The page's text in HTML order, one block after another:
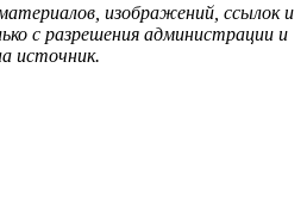
изображений, ссылок и
с разрешения администрации и
источник.